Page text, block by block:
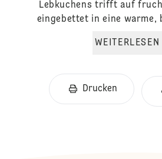
Lebkuchens trifft auf
eingebettet in eine warme,
Drucken